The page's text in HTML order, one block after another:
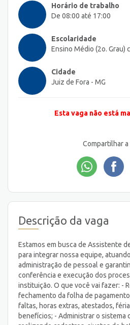
Horário de trabalho
De 08:00 até 17:00
Escolaridade
Ensino Médio (2o. Grau)
Cidade
Juiz de Fora - MG
Esta vaga não está
Compartilhar a
Descrição da vaga
Estamos em busca de Assistente
para integrar nossa equipe,
administração de pessoal e
conferência e execução dos
instituição. O que você vai fazer: -
fechamento da folha de
faltas, horas extras, atestados,
benefícios; - Administrar o sistema